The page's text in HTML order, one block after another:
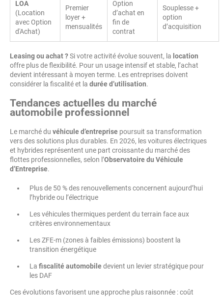
LOA
(Location
avec Option
d'Achat)
Premier
loyer +
mensualités
Option
d’achat en
fin de
contrat
Souplesse +
option
d’acquisition
Leasing ou achat ?Si votre activité évolue souvent, la location
offre plus de flexibilité. Pour un usage intensif et stable, l’achat
devient intéressant à moyen terme. Les entreprises doivent
considérer la fiscalité et la durée d’utilisation.
Tendances actuelles du marché
automobile professionnel
Le marché du véhicule d’entreprise poursuit sa transformation
vers des solutions plus durables. En 2026, les voitures électriques
et hybrides représentent une part croissante du marché des
flottes professionnelles, selon l’Observatoire du Véhicule
d’Entreprise.
Plus de 50 % des renouvellements concernent aujourd’hui
l’hybride ou l’électrique
Les véhicules thermiques perdent du terrain face aux
critères environnementaux
Les ZFE-m (zones à faibles émissions) boostent la
transition énergétique
La fiscalité automobiledevient un levier stratégique pour
les DAF
Ces évolutions favorisent une approche plus raisonnée : coût